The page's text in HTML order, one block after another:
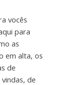
vocês
para
as
em alta, os
de
de